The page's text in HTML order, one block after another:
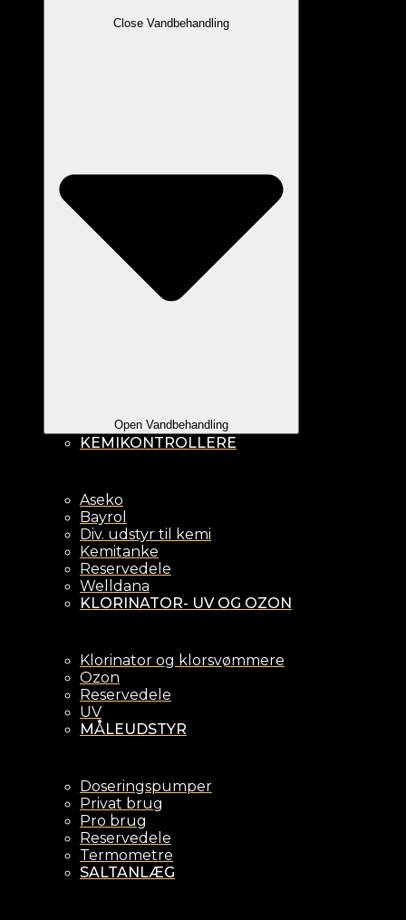
Close Vandbehandling
Open Vandbehandling
KEMIKONTROLLERE
Aseko
Bayrol
Div. udstyr til kemi
Kemitanke
Reservedele
Welldana
KLORINATOR- UV OG OZON
Klorinator og klorsvømmere
Ozon
Reservedele
UV
MÅLEUDSTYR
Doseringspumper
Privat brug
Pro brug
Reservedele
Termometre
SALTANLÆG